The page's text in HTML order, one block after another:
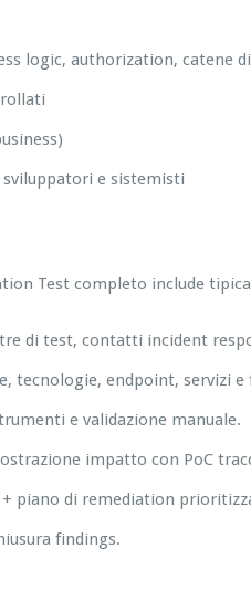
logic, authorization, catene
e sistemisti
Test completo include
di test, contatti incident
tecnologie, endpoint, servizi e
e validazione manuale.
impatto con PoC
piano di remediation
findings.